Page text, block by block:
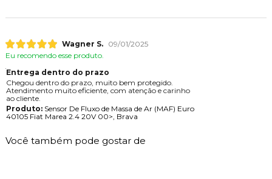
Wagner S.
09/01/2025
Eu recomendo esse produto.
Entrega dentro do prazo
Chegou dentro do prazo, muito bem protegido.
Atendimento muito eficiente, com atenção e carinho
ao cliente.
Produto:Sensor De Fluxo de Massa de Ar (MAF) Euro
40105 Fiat Marea 2.4 20V 00>, Brava
Você também pode gostar de